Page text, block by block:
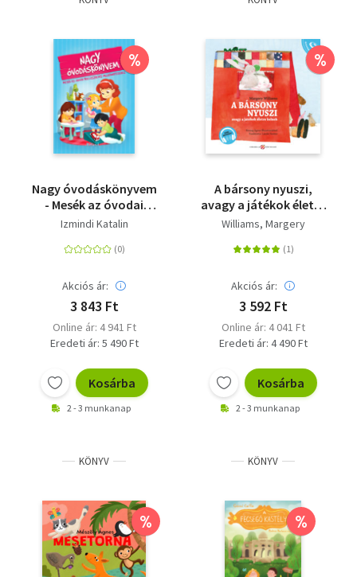
%
Nagy óvodáskönyvem
- Mesék az óvodai
beilleszkedés
Izmindi Katalin
Akciós ár:
3 843 Ft
Online ár: 4 941 Ft
Eredeti ár: 5 490 Ft
Kosárba
2 - 3 munkanap
%
A bársony nyuszi,
avagy a játékok életre
kelnek - Hanganyaggal
Williams, Margery
Akciós ár:
3 592 Ft
Online ár: 4 041 Ft
Eredeti ár: 4 490 Ft
Kosárba
2 - 3 munkanap
KÖNYV
%
KÖNYV
%